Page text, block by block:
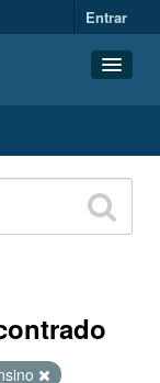
Entrar